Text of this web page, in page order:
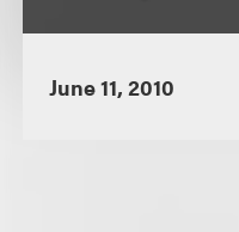
June 11, 2010